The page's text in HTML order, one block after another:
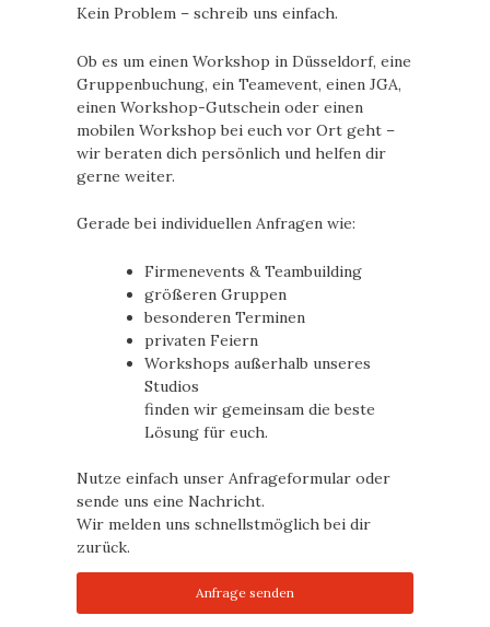
Kein Problem – schreib uns einfach.
Ob es um einen Workshop in Düsseldorf, eine
Gruppenbuchung, ein Teamevent, einen JGA,
einen Workshop-Gutschein oder einen
mobilen Workshop bei euch vor Ort geht –
wir beraten dich persönlich und helfen dir
gerne weiter.
Gerade bei individuellen Anfragen wie:
Firmenevents & Teambuilding
größeren Gruppen
besonderen Terminen
privaten Feiern
Workshops außerhalb unseres
Studios
finden wir gemeinsam die beste
Lösung für euch.
Nutze einfach unser Anfrageformular oder
sende uns eine Nachricht.
Wir melden uns schnellstmöglich bei dir
zurück.
Anfrage senden